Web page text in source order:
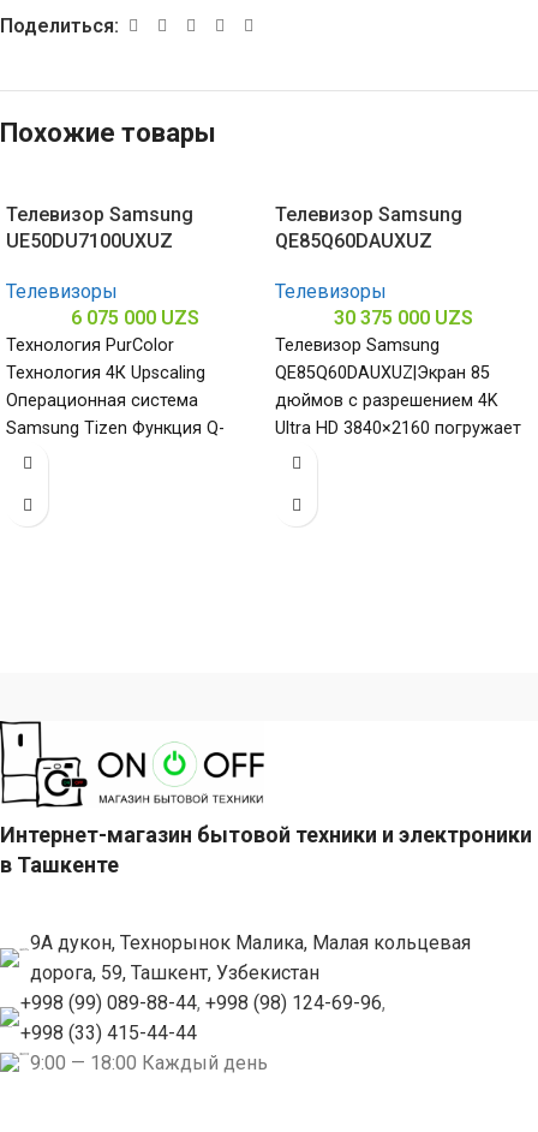
Поделиться:
Похожие товары
Телевизор Samsung
UE50DU7100UXUZ
Телевизоры
6 075 000 UZS
Технология PurColor
Технология 4К Upscaling
Операционная система
Samsung Tizen Функция Q-
Symphony
Телевизор Samsung
QE85Q60DAUXUZ
Телевизоры
30 375 000 UZS
Телевизор Samsung
QE85Q60DAUXUZ|Экран 85
дюймов с разрешением 4K
Ultra HD 3840×2160 погружает
в мир ярких красок и деталей
Интернет-магазин бытовой техники и электроники
в Ташкенте
9А дукон, Технорынок Малика, Малая кольцевая
дорога, 59, Ташкент, Узбекистан
+998 (99) 089-88-44, +998 (98) 124-69-96,
+998 (33) 415-44-44
9:00 — 18:00 Каждый день